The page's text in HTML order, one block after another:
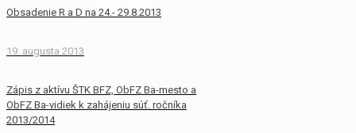
Obsadenie R a D na 24.- 29.8.2013
19. augusta 2013
Zápis z aktívu ŠTK BFZ, ObFZ Ba-mesto a
ObFZ Ba-vidiek k zahájeniu súť. ročníka
2013/2014